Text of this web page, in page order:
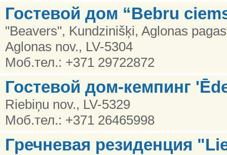
Гостевой дом “Bebru
"Beavers", Kundzinišķi, Aglonas
Aglonas nov., LV-5304
Моб.тел.: +371 29722872
Гостевой дом-кемпинг
Riebiņu nov., LV-5329
Моб.тел.: +371 26465998
Гречневая резиденция